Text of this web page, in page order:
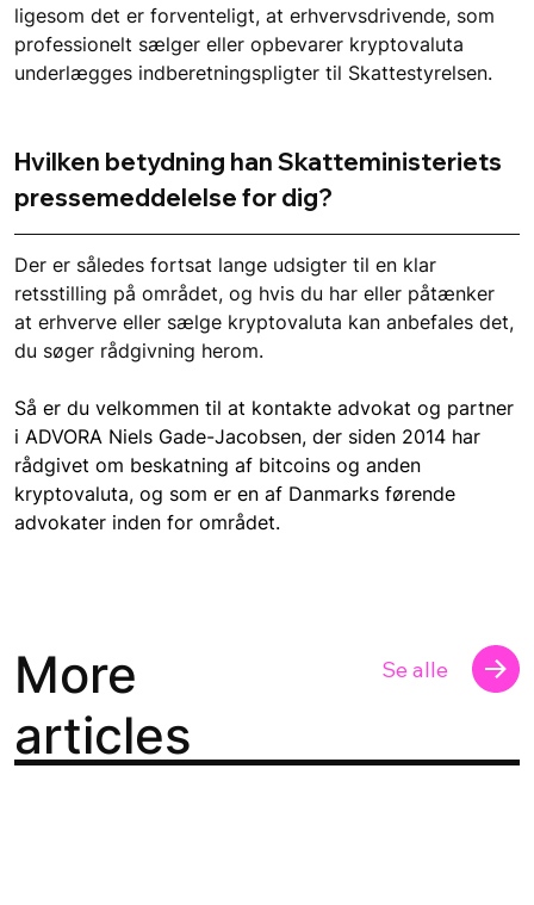
ligesom det er forventeligt, at erhvervsdrivende, som
professionelt sælger eller opbevarer kryptovaluta
underlægges indberetningspligter til Skattestyrelsen.
Hvilken betydning han Skatteministeriets
pressemeddelelse for dig?
Der er således fortsat lange udsigter til en klar
retsstilling på området, og hvis du har eller påtænker
at erhverve eller sælge kryptovaluta kan anbefales det,
du søger rådgivning herom.
Så er du velkommen til at kontakte advokat og partner
i ADVORA Niels Gade-Jacobsen, der siden 2014 har
rådgivet om beskatning af bitcoins og anden
kryptovaluta, og som er en af Danmarks førende
advokater inden for området.
More
articles
Se alle